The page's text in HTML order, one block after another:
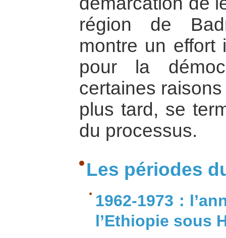
région de
montre un effort
pour la
certaines
plus tard, se
du processus.
Les périodes
1962-1973 :
l’Ethiopie sous